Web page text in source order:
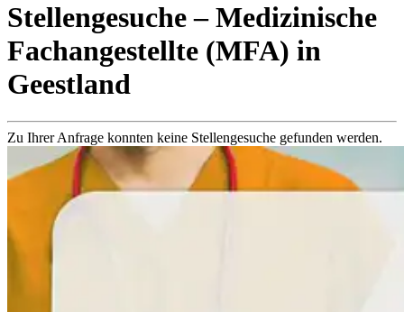
Stellengesuche– Medizinische
Fachangestellte (MFA) in
Geestland
Zu Ihrer Anfrage konnten keine Stellengesuche gefunden werden.